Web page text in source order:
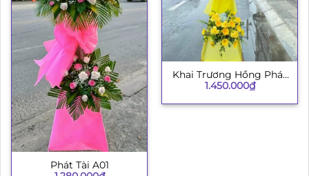
Phát Tài A01
Khai Trương Hồng Phát
003
1.450.000₫